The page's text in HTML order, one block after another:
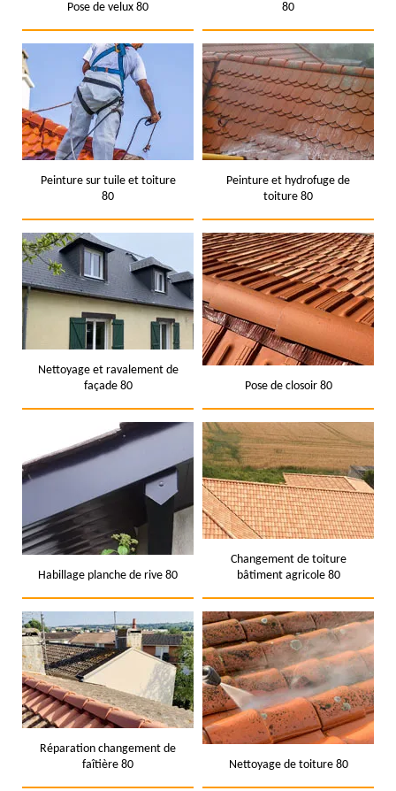
Pose de velux 80
80
Peinture sur tuile et toiture
80
Peinture et hydrofuge de
toiture 80
Nettoyage et ravalement de
façade 80
Pose de closoir 80
Habillage planche de rive 80
Changement de toiture
bâtiment agricole 80
Réparation changement de
faîtière 80
Nettoyage de toiture 80